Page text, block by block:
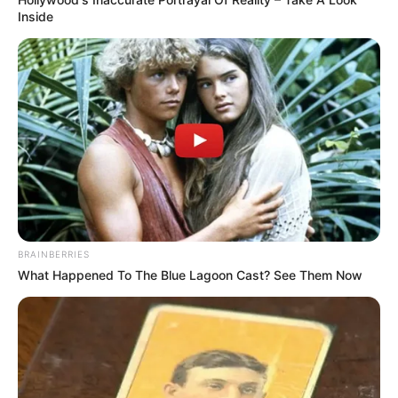
Bobby bilang ia pintar tapi licik.
Tipe ideal Chan adalah Seseorang yang memanggilku “Oppa”,
seseorang yang banyak bicara dan lembut.
Film
Gabi(2012), sebagai Illichi (muda)
Lost and Found (2008), sebagai Park Dong Shik (muda)
Drama
The Heirs
(SBS | 2013), sebagai Kim Tan (muda)
Heading to the Ground(MBC | 2009), sebagai Cha Bong Gun
(muda)
Boys Over Flowers(KBS2 | 2009), sebagai Gu Jun Pyo (muda)
The Slingshot
(KBS2 | 2009), sebagai Do Jae Myeong (muda)
Inside
BRAINBERRIES
What Happened To The Blue Lagoon Cast? See Them Now